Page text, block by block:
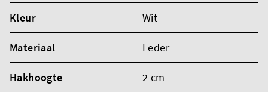
Kleur Wit
Materiaal Leder
Hakhoogte 2 cm